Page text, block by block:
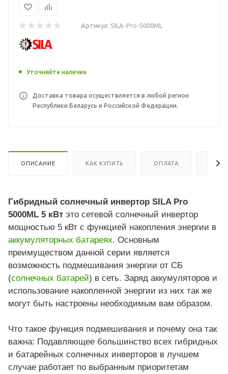
Артикул: SILA-Pro-5000ML
Уточняйте наличие
Доставка товара осуществляется в любой регион
Республики Беларусь и Российской Федерации.
ОПИСАНИЕ КАК КУПИТЬ ОПЛАТА
Гибридный солнечный инвертор SILA Pro
5000ML 5 кВт это сетевой солнечный инвертор
мощностью 5 кВт с функцией накопления энергии в
аккумуляторных батареях. Основным
преимуществом данной серии является
возможность подмешивания энергии от СБ
(солнечных батарей) в сеть. Заряд аккумуляторов и
использование накопленной энергии из них так же
могут быть настроены необходимым вам образом.
Что такое функция подмешивания и почему она так
важна: Подавляющее большинство всех гибридных
и батарейных солнечных инверторов в лучшем
случае работает по выбранным приоритетам